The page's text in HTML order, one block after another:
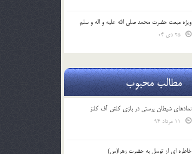
ویژه مبعث حضرت محمد صلی الله علیه و اله و سلم
مطالب محبوب
نمادهای شیطان پرستی در بازی کلش آف کلنز
خاطره ای از توسل به حضرت زهرا(س)